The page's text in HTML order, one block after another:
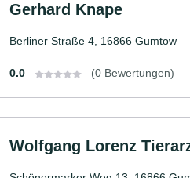
Gerhard Knape
Berliner Straße 4, 16866 Gumtow
0.0 (0 Bewertungen)
Wolfgang Lorenz